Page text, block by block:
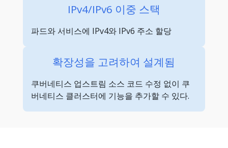
IPv4/IPv6 이중 스택
파드와 서비스에 IPv4와 IPv6 주소 할당
확장성을 고려하여 설계됨
쿠버네티스 업스트림 소스 코드 수정 없이 쿠
버네티스 클러스터에 기능을 추가할 수 있다.